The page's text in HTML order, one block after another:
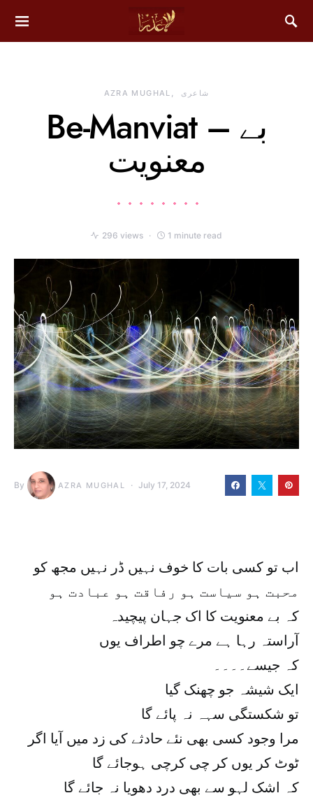
AZRA MUGHAL شاعری
Be-Manviat – بے
معنویت
296 views 1 minute read
By AZRA MUGHAL July 17, 2024
اب تو کسی بات کا خوف نہیں ڈر نہیں مجھ کو
محبت ہو سیاست ہو رفاقت ہو عبادت ہو
کہ بے معنویت کا اک جہان پیچیدہ
آراستہ رہا ہے مرے چو اطراف یوں
کہ جیسے۔۔۔۔
ایک شیشہ جو چھنک گیا
تو شکستگی سہہ نہ پائے گا
مرا وجود کسی بھی نئے حادثے کی زد میں آیا اگر
ٹوٹ کر یوں کر چی کرچی ہوجائے گا
کہ اشک لہو سے بھی درد دھویا نہ جائے گا